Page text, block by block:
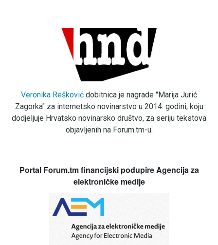
Veronika Rešković dobitnica je nagrade "Marija Jurić
Zagorka" za internetsko novinarstvo u 2014. godini, koju
dodjeljuje Hrvatsko novinarsko društvo, za seriju tekstova
objavljenih na Forum.tm-u.
Portal Forum.tm financijski podupire Agencija za
elektroničke medije